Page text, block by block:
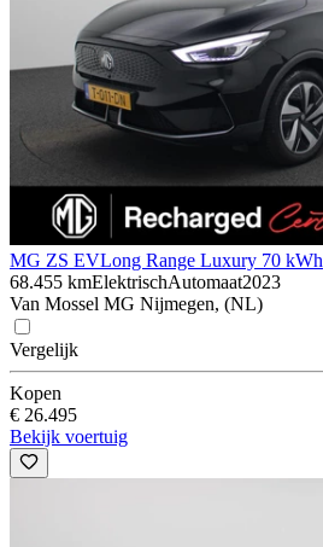
MG ZS EVLong Range Luxury 70 kWh
68.455 kmElektrischAutomaat2023
Van Mossel MG Nijmegen, (NL)
Vergelijk
Kopen
€ 26.495
Bekijk voertuig